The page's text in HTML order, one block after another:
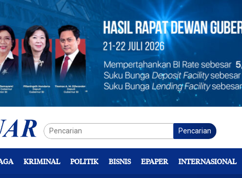
Pencarian
KRIMINAL POLITIK BISNIS EPAPER INTERNASIONAL